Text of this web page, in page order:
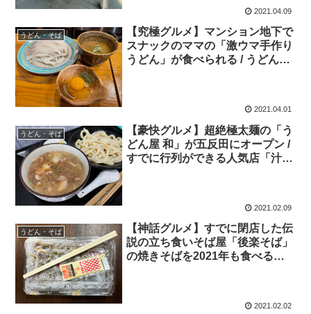
2021.04.09
うどん・そば
【究極グルメ】マンション地下で
スナックのママの「激ウマ手作り
うどん」が食べられる / うどんス
2021.04.01
うどん・そば
【豪快グルメ】超絶極太麺の「う
どん屋 和」が五反田にオープン /
すでに行列ができる人気店「汁が
2021.02.09
うどん・そば
【神話グルメ】すでに閉店した伝
説の立ち食いそば屋「後楽そば」
の焼きそばを2021年も食べる方
2021.02.02